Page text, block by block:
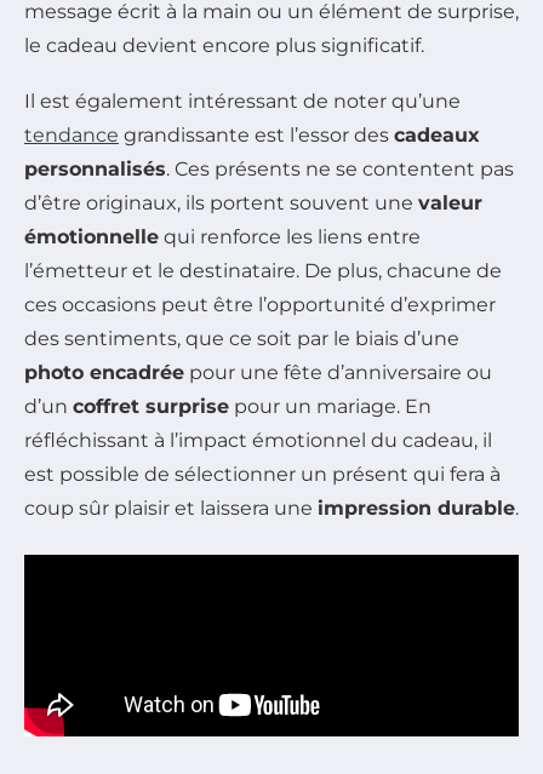
message écrit à la main ou un élément de surprise,
le cadeau devient encore plus significatif.
Il est également intéressant de noter qu’une
tendance grandissante est l’essor des cadeaux
personnalisés. Ces présents ne se contentent pas
d’être originaux, ils portent souvent une valeur
émotionnelle qui renforce les liens entre
l’émetteur et le destinataire. De plus, chacune de
ces occasions peut être l’opportunité d’exprimer
des sentiments, que ce soit par le biais d’une
photo encadrée pour une fête d’anniversaire ou
d’un coffret surprise pour un mariage. En
réfléchissant à l’impact émotionnel du cadeau, il
est possible de sélectionner un présent qui fera à
coup sûr plaisir et laissera une impression durable.